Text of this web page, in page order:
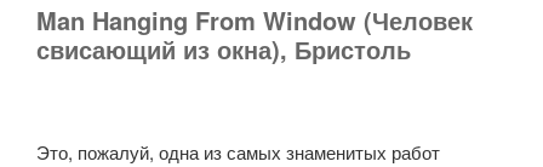
Man Hanging From Window (Человек
свисающий из окна), Бристоль
Это, пожалуй, одна из самых знаменитых работ